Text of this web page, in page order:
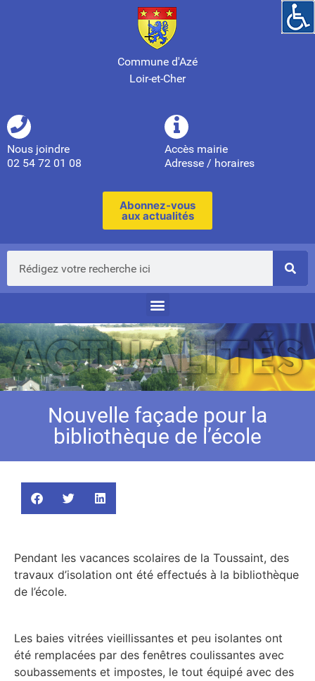
Commune d'Azé
Loir-et-Cher
Nous joindre
02 54 72 01 08
Accès mairie
Adresse / horaires
Abonnez-vous
aux actualités
Nouvelle façade pour la
bibliothèque de l’école
Pendant les vacances scolaires de la Toussaint, des
travaux d’isolation ont été effectués à la bibliothèque
de l’école.
Les baies vitrées vieillissantes et peu isolantes ont
été remplacées par des fenêtres coulissantes avec
soubassements et impostes, le tout équipé avec des